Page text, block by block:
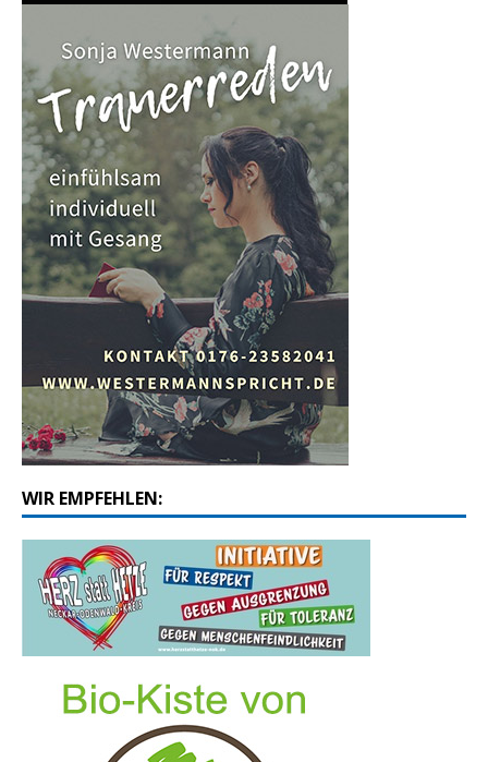
WIR EMPFEHLEN: